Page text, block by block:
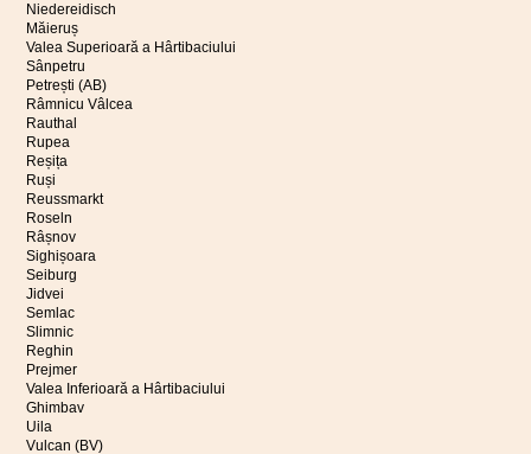
Niedereidisch
Măieruș
Valea Superioară a Hârtibaciului
Sânpetru
Petrești (AB)
Râmnicu Vâlcea
Rauthal
Rupea
Reșița
Ruși
Reussmarkt
Roseln
Râșnov
Sighișoara
Seiburg
Jidvei
Semlac
Slimnic
Reghin
Prejmer
Valea Inferioară a Hârtibaciului
Ghimbav
Uila
Vulcan (BV)